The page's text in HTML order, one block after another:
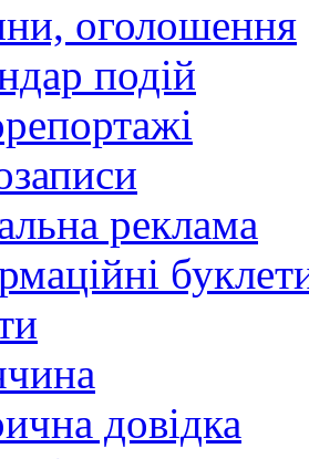
оголошення
подій
реклама
довідка